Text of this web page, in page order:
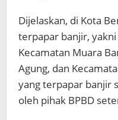
Dijelaskan, di Kota
terpapar banjir, yakni
Kecamatan Muara
Agung, dan
yang terpapar banjir
oleh pihak BPBD